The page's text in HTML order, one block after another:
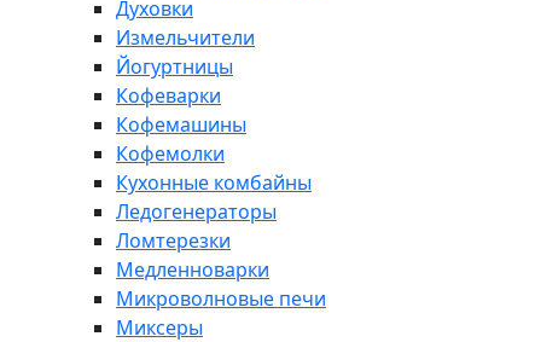
Духовки
Измельчители
Йогуртницы
Кофеварки
Кофемашины
Кофемолки
Кухонные комбайны
Ледогенераторы
Ломтерезки
Медленноварки
Микроволновые печи
Миксеры